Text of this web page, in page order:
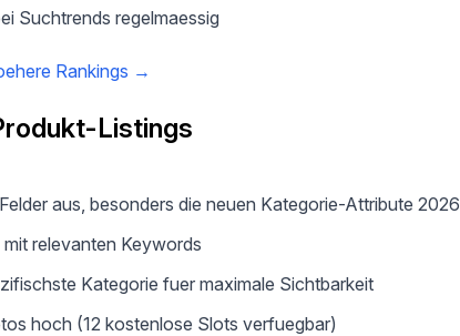
Suchtrends regelmaessig
Rankings →
Listings
aus, besonders die neuen Kategorie-Attribute 2026
relevanten Keywords
Kategorie fuer maximale Sichtbarkeit
hoch (12 kostenlose Slots verfuegbar)